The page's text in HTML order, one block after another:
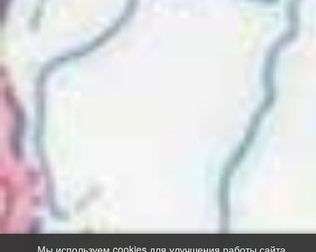
Мы используем cookies для улучшения работы сайта.